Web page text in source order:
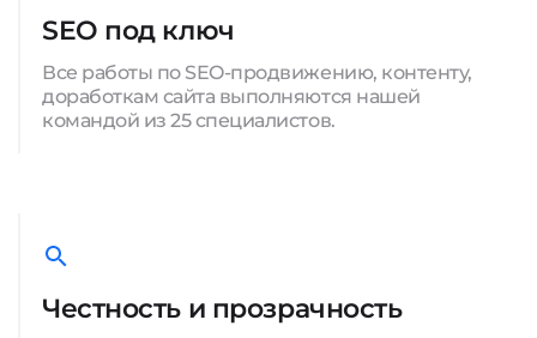
SEO под ключ
Все работы по SEO-продвижению, контенту,
доработкам сайта выполняются нашей
командой из 25 специалистов.
Честность и прозрачность